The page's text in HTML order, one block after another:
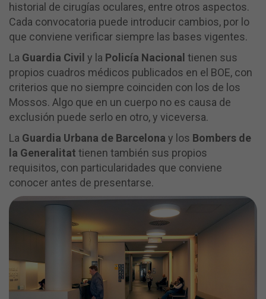
historial de cirugías oculares, entre otros aspectos.
Cada convocatoria puede introducir cambios, por lo
que conviene verificar siempre las bases vigentes.
La Guardia Civil y la Policía Nacional tienen sus
propios cuadros médicos publicados en el BOE, con
criterios que no siempre coinciden con los de los
Mossos. Algo que en un cuerpo no es causa de
exclusión puede serlo en otro, y viceversa.
La Guardia Urbana de Barcelona y los Bombers de
la Generalitat tienen también sus propios
requisitos, con particularidades que conviene
conocer antes de presentarse.